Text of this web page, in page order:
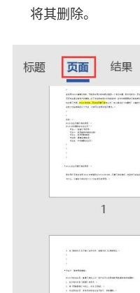
将其删除。